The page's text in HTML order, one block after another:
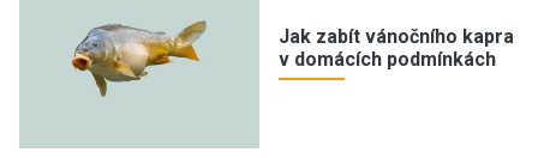
Jak zabít vánočního kapra
v domácích podmínkách